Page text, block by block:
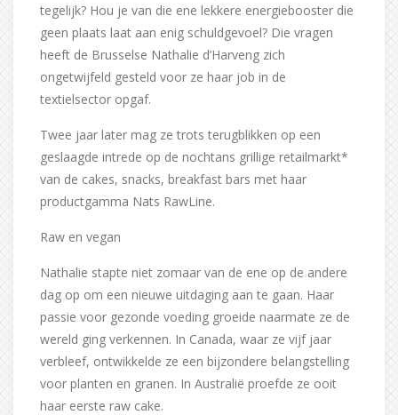
tegelijk? Hou je van die ene lekkere energiebooster die
geen plaats laat aan enig schuldgevoel? Die vragen
heeft de Brusselse Nathalie d’Harveng zich
ongetwijfeld gesteld voor ze haar job in de
textielsector opgaf.
Twee jaar later mag ze trots terugblikken op een
geslaagde intrede op de nochtans grillige retailmarkt*
van de cakes, snacks, breakfast bars met haar
productgamma Nats RawLine.
Raw en vegan
Nathalie stapte niet zomaar van de ene op de andere
dag op om een nieuwe uitdaging aan te gaan. Haar
passie voor gezonde voeding groeide naarmate ze de
wereld ging verkennen. In Canada, waar ze vijf jaar
verbleef, ontwikkelde ze een bijzondere belangstelling
voor planten en granen. In Australië proefde ze ooit
haar eerste raw cake.